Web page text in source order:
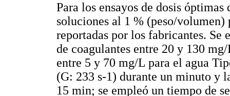
Para los ensayos de dosis
soluciones al 1 % (peso/volumen)
reportadas por los fabricantes. Se
de coagulantes entre 20 y 130
entre 5 y 70 mg/L para el agua
(G: 233 s-1) durante un minuto y
15 min; se empleó un tiempo de